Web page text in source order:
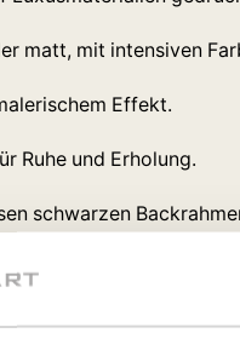
matt, mit intensiven
Effekt.
Ruhe und Erholung.
schwarzen
kostenlos zu Ihnen